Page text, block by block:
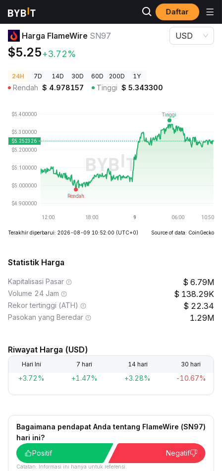
Daftar
Harga Kripto
Harga FlameWire SN97
$5.25+3.72%
USD
24H 7D 14D 30D 60D 200D 1Y
Rendah $ 4.978157 Tinggi $ 5.343300
Terakhir diperbarui: 2026-08-09 10:52:00 (UTC+0) Source of data: CoinGecko
Statistik Harga
Kapitalisasi Pasar 6.79M
Volume 24 Jam 138.29K
Rekor tertinggi (ATH) 22.34
Pasokan yang Beredar 1.29M
Riwayat Harga (USD)
Hari Ini 7 hari 14 hari 30 hari
+3.72% +1.47% +3.28% -10.67%
Bagaimana pendapat Anda tentang FlameWire (SN97)
hari ini?
Positif
Negatif
Catatan: Informasi ini hanya untuk referensi.